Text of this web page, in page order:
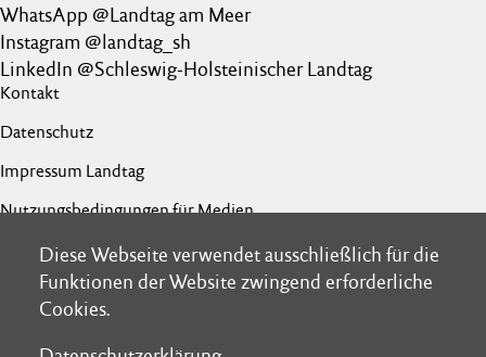
Diese Webseite verwendet ausschließlich für die
Funktionen der Website zwingend erforderliche
Cookies.
Diese Webseite verwendet ausschließlich für die
Funktionen der Website zwingend erforderliche
Cookies.
WhatsApp @Landtag am Meer
Instagram @landtag_sh
LinkedIn @Schleswig-Holsteinischer Landtag
Kontakt
Datenschutz
Impressum Landtag
Nutzungsbedingungen für Medien
Barrierefreiheit
Netiquette